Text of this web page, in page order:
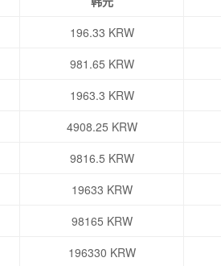
196.33 KRW
981.65 KRW
1963.3 KRW
4908.25 KRW
9816.5 KRW
19633 KRW
98165 KRW
196330 KRW